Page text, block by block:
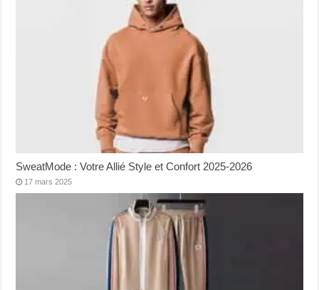
SweatMode : Votre Allié Style et Confort 2025-2026
17 mars 2025